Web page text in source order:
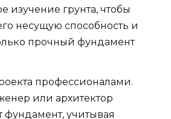
изучение грунта, чтобы
несущую способность и
прочный фундамент
профессионалами.
или архитектор
фундамент, учитывая